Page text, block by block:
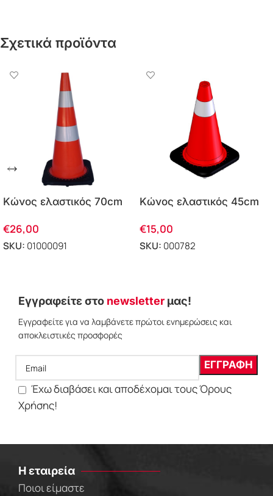
Σχετικά προϊόντα
Κώνος ελαστικός 70cm
€26,00
SKU: 01000091
Κώνος ελαστικός 45cm
€15,00
SKU: 000782
Εγγραφείτε στο newsletter μας!
Εγγραφείτε για να λαμβάνετε πρώτοι ενημερώσεις και
αποκλειστικές προσφορές
Έχω διαβάσει και αποδέχομαι τους Όρους
Χρήσης!
Η εταιρεία
Ποιοι είμαστε